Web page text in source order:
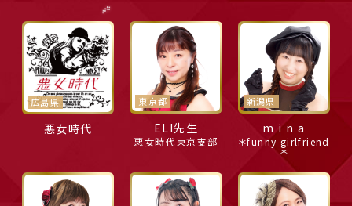
広島県
悪女時代
東京都
ELI先生
悪女時代東京支部
新潟県
m i n a
＊funny girlfriend
＊